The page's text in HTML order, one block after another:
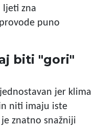
ljeti zna
puno
biti "gori"
jer klima
niti imaju iste
znatno snažniji